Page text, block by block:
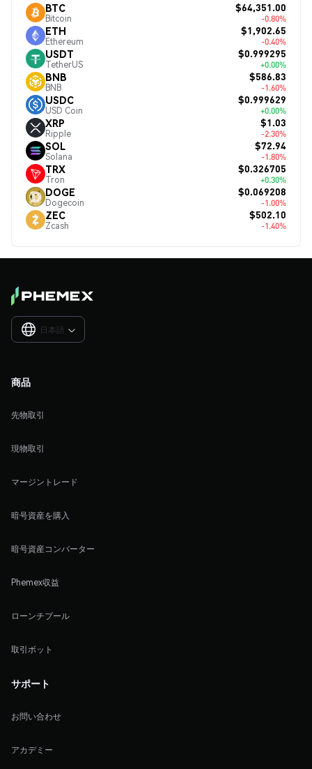
BTC
Bitcoin
$64,351.00
-0.80%
ETH
Ethereum
$1,902.65
-0.40%
USDT
TetherUS
$0.999295
+0.00%
BNB
BNB
$586.83
-1.60%
USDC
USD Coin
$0.999629
+0.00%
XRP
Ripple
$1.03
-2.30%
SOL
Solana
$72.94
-1.80%
TRX
Tron
$0.326705
+0.30%
DOGE
Dogecoin
$0.069208
-1.00%
ZEC
Zcash
$502.10
-1.40%
日本語 
商品
先物取引
現物取引
マージントレード
暗号資産を購入
暗号資産コンバーター
Phemex収益
ローンチプール
取引ボット
サポート
お問い合わせ
アカデミー